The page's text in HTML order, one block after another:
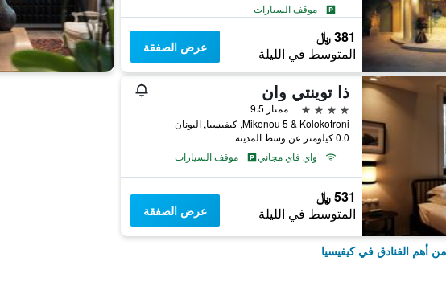
موقف السيارات
381 ﷼
المتوسط في الليلة عرض الصفقة
ذا توينتي وان
4 نجوم
ممتاز 9.5
Mikonou 5 & Kolokotroni, كيفيسيا, اليونان
0.0 كيلومتر عن وسط المدينة
واي فاي مجاني
موقف السيارات
531 ﷼
المتوسط في الليلة عرض الصفقة
أهم الفنادق في كيفيسيا